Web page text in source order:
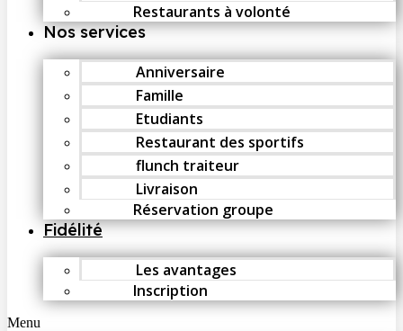
Restaurants à volonté
Nos services
Anniversaire
Famille
Etudiants
Restaurant des sportifs
flunch traiteur
Livraison
Réservation groupe
Fidélité
Les avantages
Inscription
Menu